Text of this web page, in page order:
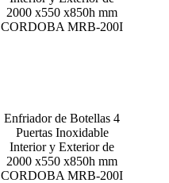
Enfriador de Botellas 4
Puertas Inoxidable
Interior y Exterior de
2000 x550 x850h mm
CORDOBA MRB-200I